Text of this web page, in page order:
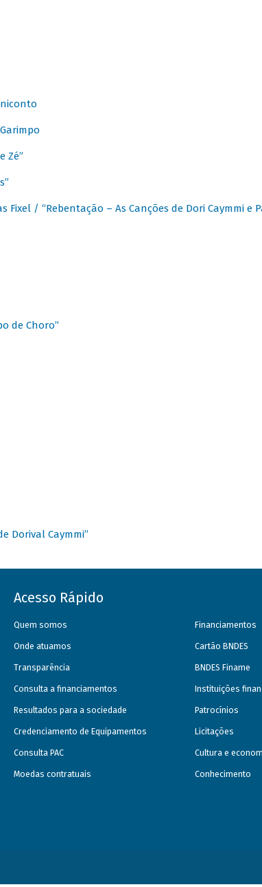
Garimpo
Zé”
Fixel / “Rebentação – As Canções de Dori Caymmi e
de Choro”
Dorival Caymmi”
Acesso Rápido
Quem somos
Onde atuamos
Transparência
Consulta a financiamentos
Resultados para a sociedade
Credenciamento de Equipamentos
Consulta PAC
Moedas contratuais
Financiamentos
Cartão BNDES
BNDES Finame
Instituições
Patrocínios
Licitações
Cultura e
Conhecimento